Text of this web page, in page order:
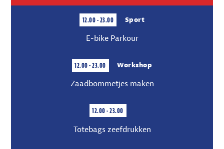
12.00 - 23.00 Sport
E-bike Parkour
12.00 - 23.00 Workshop
Zaadbommetjes maken
12.00 - 23.00
Totebags zeefdrukken